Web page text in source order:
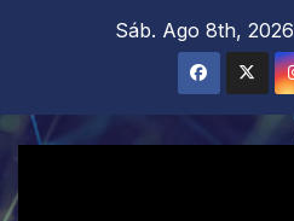
Sáb. Ago 8th, 2026